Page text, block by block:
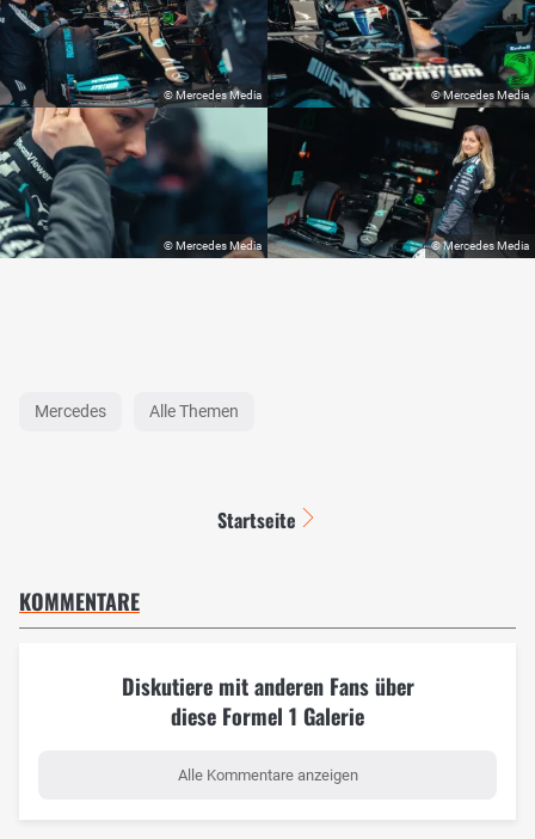
Mercedes Alle Themen
Startseite
KOMMENTARE
Diskutiere mit anderen Fans über
diese Formel 1 Galerie
Alle Kommentare anzeigen